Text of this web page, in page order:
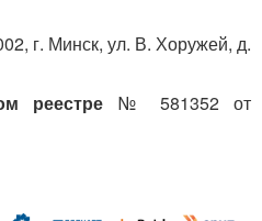
г. Минск, ул. В. Хоружей, д.
реестре № 581352 от